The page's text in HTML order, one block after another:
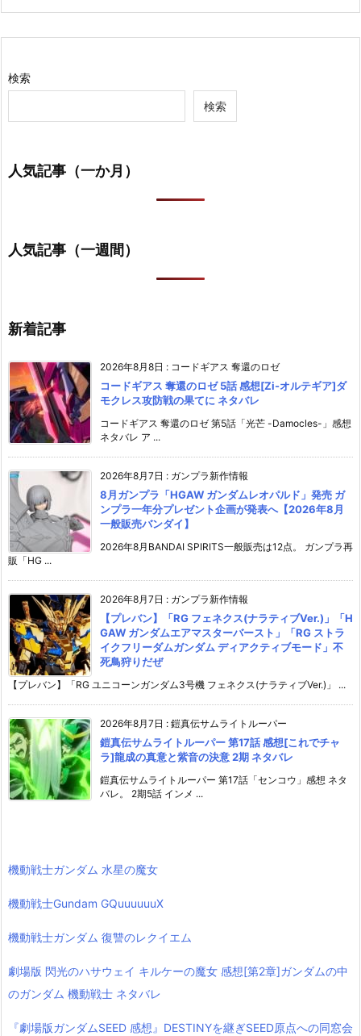
検索
検索
人気記事（一か月）
人気記事（一週間）
新着記事
2026年8月8日 : コードギアス 奪還のロゼ
コードギアス 奪還のロゼ 5話 感想[Zi-オルテギア]ダ
モクレス攻防戦の果てに ネタバレ
コードギアス 奪還のロゼ 第5話「光芒 -Damocles-」感想
ネタバレ ア ...
2026年8月7日 : ガンプラ新作情報
8月ガンプラ「HGAW ガンダムレオパルド」発売 ガ
ンプラ一年分プレゼント企画が発表へ【2026年8月
一般販売バンダイ】
2026年8月BANDAI SPIRITS一般販売は12点。 ガンプラ再
販「HG ...
2026年8月7日 : ガンプラ新作情報
【プレバン】「RG フェネクス(ナラティブVer.)」「H
GAW ガンダムエアマスターバースト」「RG ストラ
イクフリーダムガンダム ディアクティブモード」不
死鳥狩りだぜ
【プレバン】「RG ユニコーンガンダム3号機 フェネクス(ナラティブVer.)」 ...
2026年8月7日 : 鎧真伝サムライトルーパー
鎧真伝サムライトルーパー 第17話 感想[これでチャ
ラ]龍成の真意と紫音の決意 2期 ネタバレ
鎧真伝サムライトルーパー 第17話「センコウ」感想 ネタ
バレ。 2期5話 インメ ...
機動戦士ガンダム 水星の魔女
機動戦士Gundam GQuuuuuuX
機動戦士ガンダム 復讐のレクイエム
劇場版 閃光のハサウェイ キルケーの魔女 感想[第2章]ガンダムの中
のガンダム 機動戦士 ネタバレ
『劇場版ガンダムSEED 感想』DESTINYを継ぎSEED原点への同窓会